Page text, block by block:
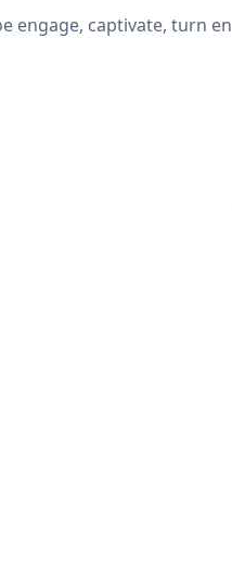
engage, captivate, turn en